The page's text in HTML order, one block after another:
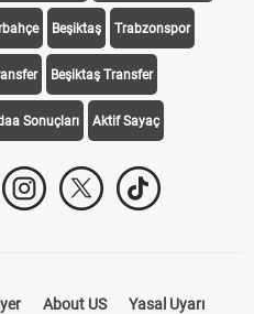
Beşiktaş Trabzonspor
Beşiktaş Transfer
Sonuçları Aktif Sayaç
About US Yasal Uyarı